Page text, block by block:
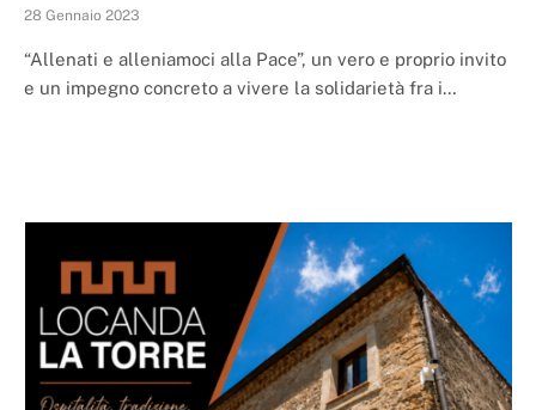
28 Gennaio 2023
“Allenati e alleniamoci alla Pace”, un vero e proprio invito
e un impegno concreto a vivere la solidarietà fra i…